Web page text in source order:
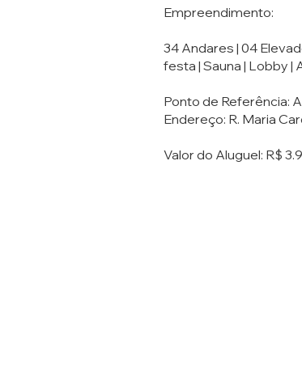
Empreendimento:
34 Andares | 04
festa | Sauna | Lobby |
Ponto de Referência:
Endereço: R. Maria
Valor do Aluguel: R$